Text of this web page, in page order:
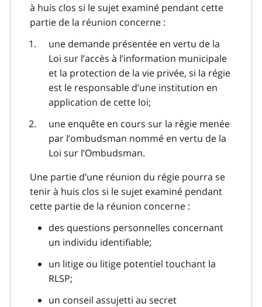
à huis clos si le sujet examiné pendant cette
partie de la réunion concerne :
une demande présentée en vertu de la
Loi sur l’accès à l’information municipale
et la protection de la vie privée, si la régie
est le responsable d’une institution en
application de cette loi;
une enquête en cours sur la régie menée
par l’ombudsman nommé en vertu de la
Loi sur l’Ombudsman.
Une partie d’une réunion du régie pourra se
tenir à huis clos si le sujet examiné pendant
cette partie de la réunion concerne :
des questions personnelles concernant
un individu identifiable;
un litige ou litige potentiel touchant la
RLSP;
un conseil assujetti au secret